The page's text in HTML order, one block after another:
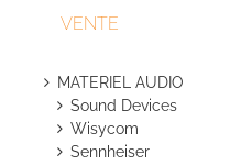
VENTE
MATERIEL AUDIO
Sound Devices
Wisycom
Sennheiser